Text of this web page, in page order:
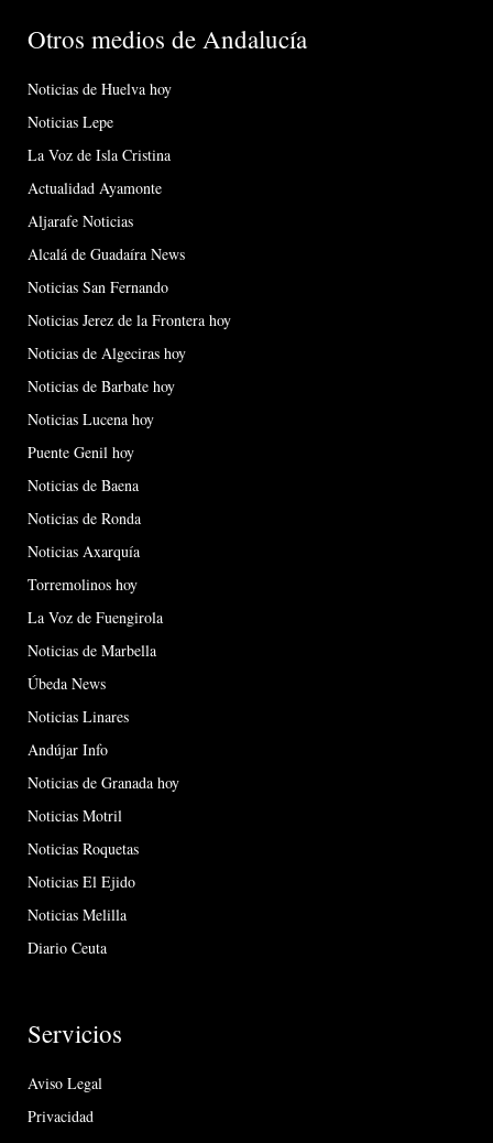
Otros medios de Andalucía
Noticias de Huelva hoy
Noticias Lepe
La Voz de Isla Cristina
Actualidad Ayamonte
Aljarafe Noticias
Alcalá de Guadaíra News
Noticias San Fernando
Noticias Jerez de la Frontera hoy
Noticias de Algeciras hoy
Noticias de Barbate hoy
Noticias Lucena hoy
Puente Genil hoy
Noticias de Baena
Noticias de Ronda
Noticias Axarquía
Torremolinos hoy
La Voz de Fuengirola
Noticias de Marbella
Úbeda News
Noticias Linares
Andújar Info
Noticias de Granada hoy
Noticias Motril
Noticias Roquetas
Noticias El Ejido
Noticias Melilla
Diario Ceuta
Servicios
Aviso Legal
Privacidad